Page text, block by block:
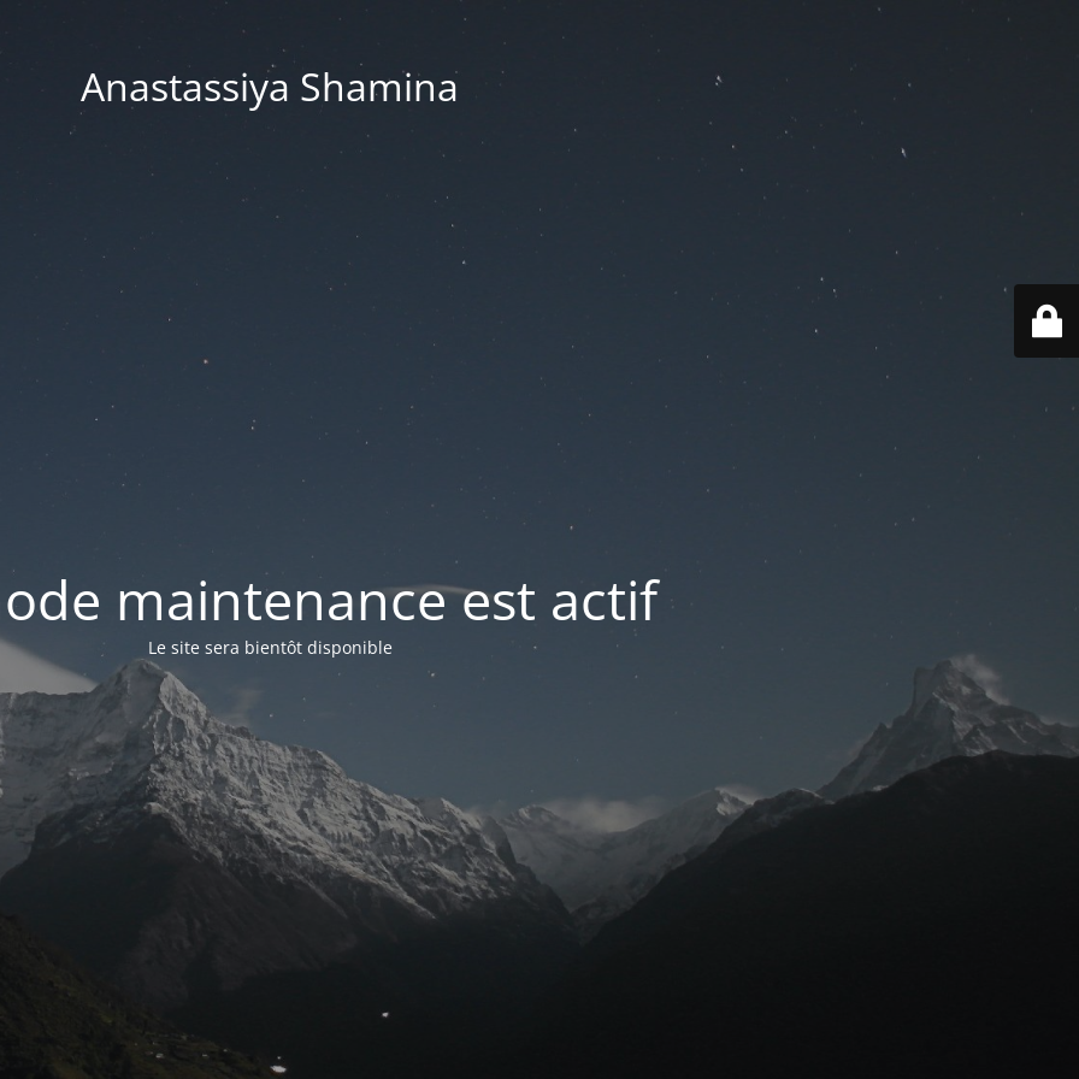
Anastassiya Shamina
maintenance est actif
Le site sera bientôt disponible